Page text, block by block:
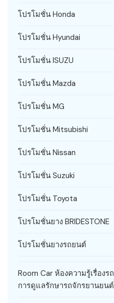
โปรโมชั่น Honda
โปรโมชั่น Hyundai
โปรโมชั่น ISUZU
โปรโมชั่น Mazda
โปรโมชั่น MG
โปรโมชั่น Mitsubishi
โปรโมชั่น Nissan
โปรโมชั่น Suzuki
โปรโมชั่น Toyota
โปรโมชั่นยาง BRIDESTONE
โปรโมชั่นยางรถยนต์
Room Car ห้องความรู้เรื่องรถ
การดูแลรักษารถจักรยานยนต์